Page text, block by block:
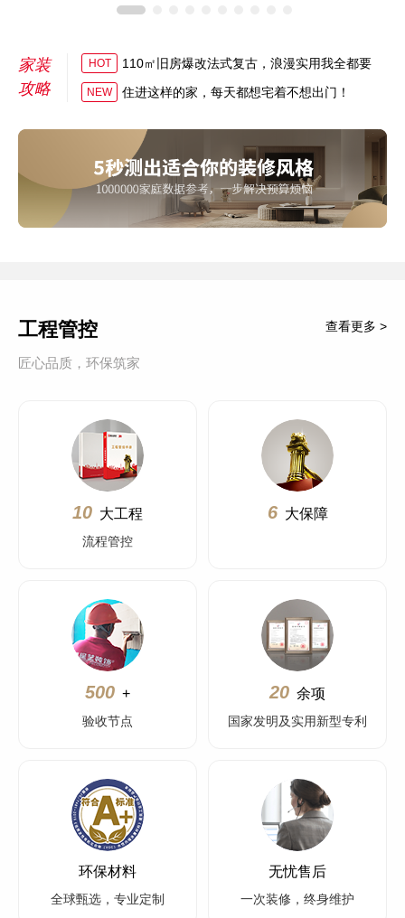
家装
攻略
HOT 110㎡旧房爆改法式复古，浪漫实用我全都要
NEW 住进这样的家，每天都想宅着不想出门！
工程管控
匠心品质，环保筑家
查看更多 >
10 大工程
流程管控
6 大保障
500 +
验收节点
20 余项
国家发明及实用新型专利
环保材料
全球甄选，专业定制
无忧售后
一次装修，终身维护